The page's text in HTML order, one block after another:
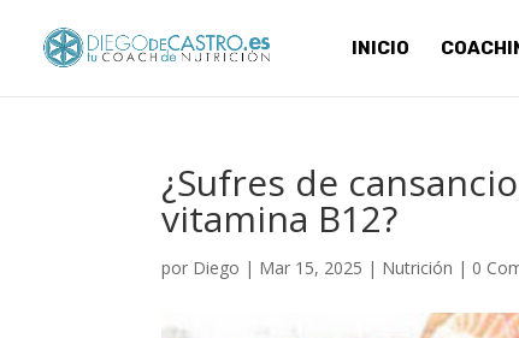
INICIO
¿Sufres de
vitamina B12?
por Diego | Mar 15, 2025 | Nutrición | 0